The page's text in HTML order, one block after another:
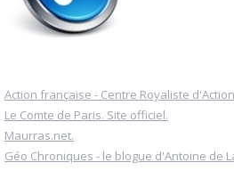
Action française - Centre Royaliste
Le Comte de Paris. Site officiel.
Maurras.net.
Géo Chroniques - le blogue d'Antoine de